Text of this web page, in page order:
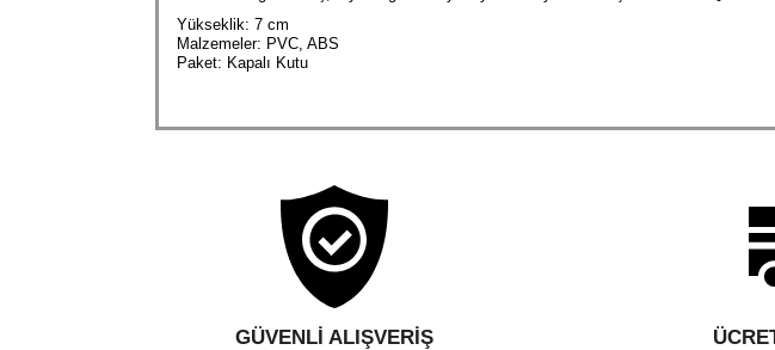
Yükseklik: 7 cm
Malzemeler: PVC, ABS
Paket: Kapalı Kutu
GÜVENLI ALIŞVERIŞ